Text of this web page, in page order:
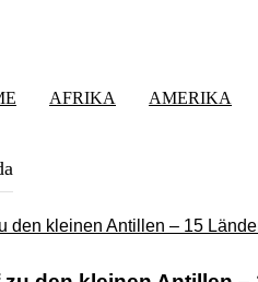
AFRIKA AMERIKA